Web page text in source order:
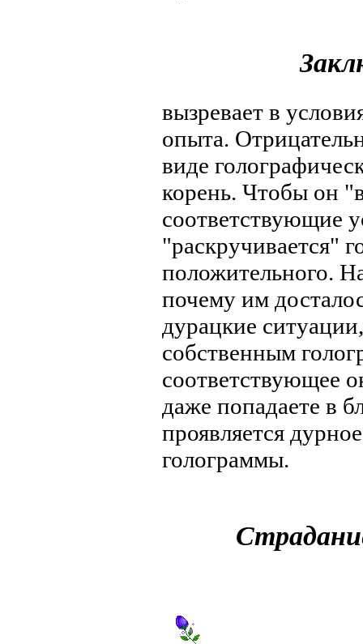
вызревает в
опыта.
виде
корень. Чтобы он
соответствующие
"раскручивается"
положительного.
почему им
дурацкие
собственным
соответствующее
даже попадаете в
проявляется
голограммы.